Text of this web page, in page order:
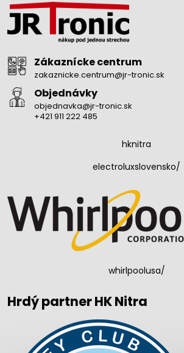
Zákaznícke centrum
zakaznicke.centrum@jr-tronic.sk
Objednávky
objednavka@jr-tronic.sk
+421 911 222 485
hknitra
electroluxslovensko/
whirlpoolusa/
Hrdý partner HK Nitra